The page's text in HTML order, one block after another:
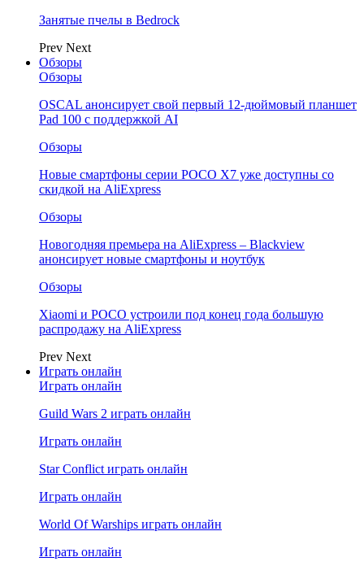
Занятые пчелы в Bedrock
Prev Next
Обзоры
Обзоры
OSCAL анонсирует свой первый 12-дюймовый планшет
Pad 100 с поддержкой AI
Обзоры
Новые смартфоны серии POCO X7 уже доступны со
скидкой на AliExpress
Обзоры
Новогодняя премьера на AliExpress – Blackview
анонсирует новые смартфоны и ноутбук
Обзоры
Xiaomi и POCO устроили под конец года большую
распродажу на AliExpress
Prev Next
Играть онлайн
Играть онлайн
Guild Wars 2 играть онлайн
Играть онлайн
Star Conflict играть онлайн
Играть онлайн
World Of Warships играть онлайн
Играть онлайн